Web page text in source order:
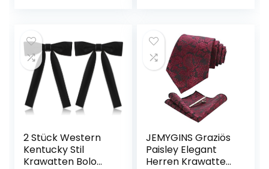
Party Favor
Taschen
Dekorationen
(Farbe Sortiert)
2 Stück Western
Kentucky Stil
Krawatten Bolo
JEMYGINS Graziös
Paisley Elegant
Herren Krawatte